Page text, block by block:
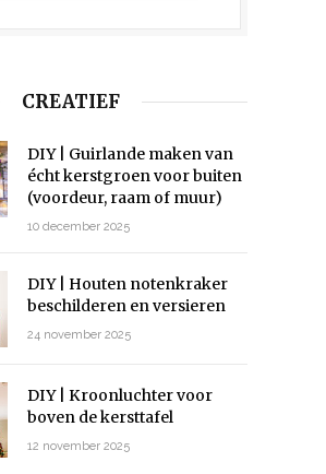
CREATIEF
DIY | Guirlande maken van
écht kerstgroen voor buiten
(voordeur, raam of muur)
10 december 2025
DIY | Houten notenkraker
beschilderen en versieren
24 november 2025
DIY | Kroonluchter voor
boven de kersttafel
12 november 2025